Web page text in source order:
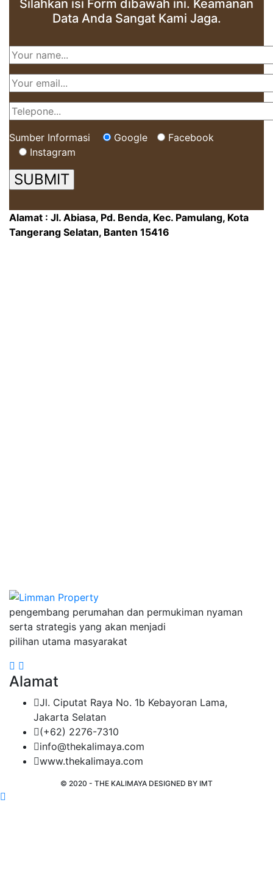
Silahkan isi Form dibawah ini. Keamanan
Data Anda Sangat Kami Jaga.
Sumber Informasi Google
Facebook
Instagram
Alamat : Jl. Abiasa, Pd. Benda, Kec. Pamulang, Kota
Tangerang Selatan, Banten 15416
pengembang perumahan dan permukiman nyaman
serta strategis yang akan menjadi
pilihan utama masyarakat
Alamat
Jl. Ciputat Raya No. 1b Kebayoran Lama,
Jakarta Selatan
(+62) 2276-7310
info@thekalimaya.com
www.thekalimaya.com
© 2020 - THE KALIMAYA DESIGNED BY IMT